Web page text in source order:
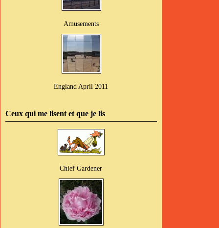
Amusements
England April 2011
Ceux qui me lisent et que je lis
Chief Gardener